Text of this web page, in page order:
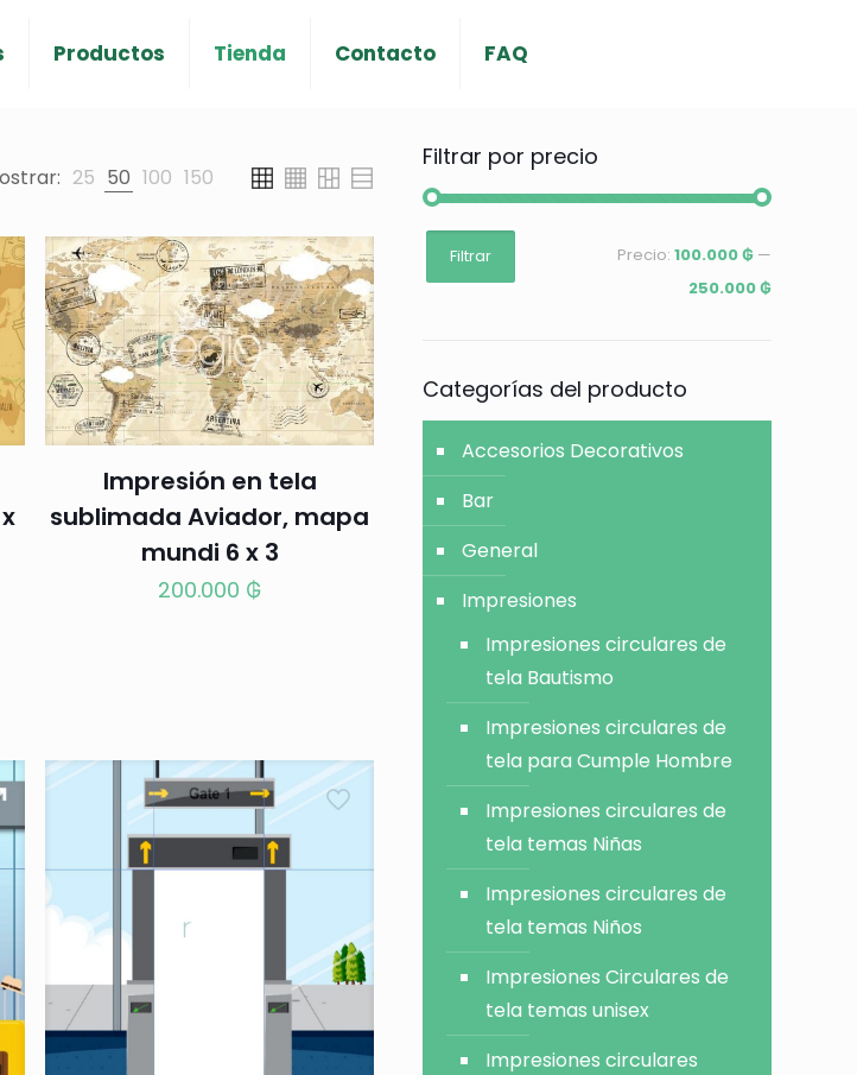
Productos Tienda Contacto FAQ
25 50 100 150
Impresión en tela
sublimada Aviador, mapa
mundi 6 x 3
200.000 ₲
Filtrar por precio
Filtrar Precio: 100.000 ₲ —
250.000 ₲
Categorías del producto
Accesorios Decorativos
Bar
General
Impresiones
Impresiones circulares de
tela Bautismo
Impresiones circulares de
tela para Cumple Hombre
Impresiones circulares de
tela temas Niñas
Impresiones circulares de
tela temas Niños
Impresiones Circulares de
tela temas unisex
Impresiones circulares